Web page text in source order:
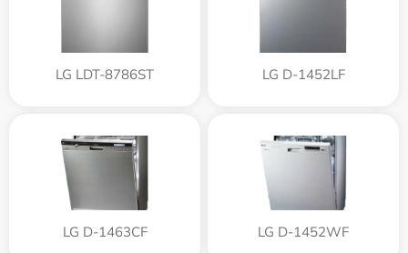
LG LDT-8786ST LG D-1452LF
LG D-1463CF LG D-1452WF